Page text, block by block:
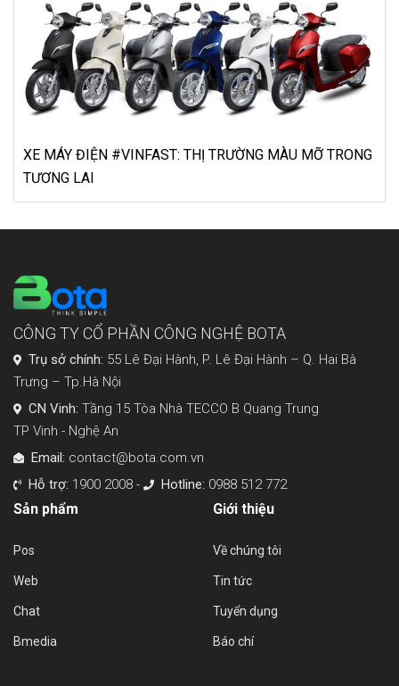
Khởi nghiệp kinh doanh khách sạn cho người trẻ,
dễ?
CÔNG TY CỔ PHẦN CÔNG NGHỆ BOTA
Trụ sở chính: 55 Lê Đại Hành, P. Lê Đại Hành – Q. Hai Bà
Trưng – Tp.Hà Nội
CN Vinh: Tầng 15 Tòa Nhà TECCO B Quang Trung
TP Vinh - Nghệ An
Email: contact@bota.com.vn
Hỗ trợ: 1900 2008 - Hotline: 0988 512 772
Sản phẩm
Pos
Web
Chat
Bmedia
Giới thiệu
Về chúng tôi
Tin tức
Tuyển dụng
Báo chí